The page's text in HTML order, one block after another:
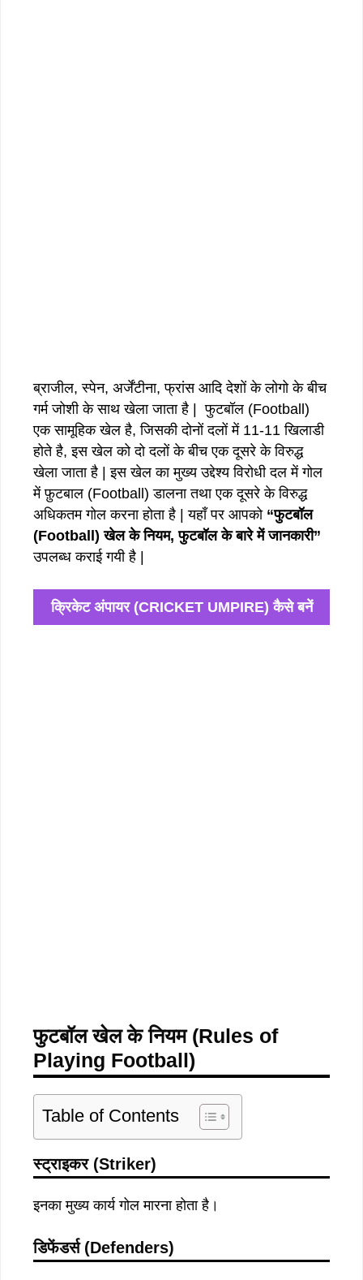
ब्राजील, स्पेन, अर्जेंटीना, फ्रांस आदि देशों के लोगो के बीच
गर्म जोशी के साथ खेला जाता है | फुटबॉल (Football)
एक सामूहिक खेल है, जिसकी दोनों दलों में 11-11 खिलाडी
होते है, इस खेल को दो दलों के बीच एक दूसरे के विरुद्ध
खेला जाता है | इस खेल का मुख्य उद्देश्य विरोधी दल में गोल
में फ़ुटबाल (Football) डालना तथा एक दूसरे के विरुद्ध
अधिकतम गोल करना होता है | यहाँ पर आपको “फुटबॉल
(Football) खेल के नियम, फुटबॉल के बारे में जानकारी”
उपलब्ध कराई गयी है |
क्रिकेट अंपायर (CRICKET UMPIRE) कैसे बनें
फुटबॉल खेल के नियम (Rules of
Playing Football)
Table of Contents
स्ट्राइकर (Striker)
इनका मुख्य कार्य गोल मारना होता है।
डिफेंडर्स (Defenders)